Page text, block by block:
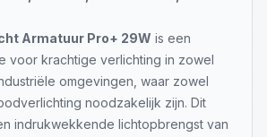
Armatuur Pro+ 29W is een
voor krachtige verlichting in zowel
omgevingen, waar zowel
noodzakelijk zijn. Dit
indrukwekkende lichtopbrengst van